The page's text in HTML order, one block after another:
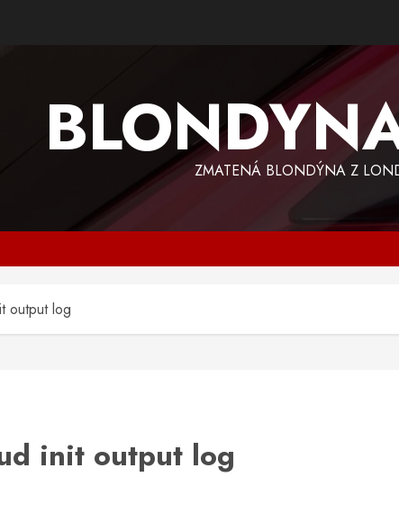
ZMATENÁ BLONDÝNA Z
output log
init output log